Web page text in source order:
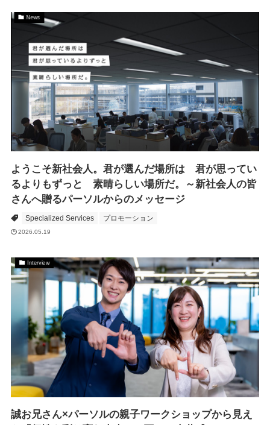
News
ようこそ新社会人。君が選んだ場所は 君が思ってい
るよりもずっと 素晴らしい場所だ。～新社会人の皆
さんへ贈るパーソルからのメッセージ
Specialized Services プロモーション
2026.05.19
Interview
誠お兄さん×パーソルの親子ワークショップから見え